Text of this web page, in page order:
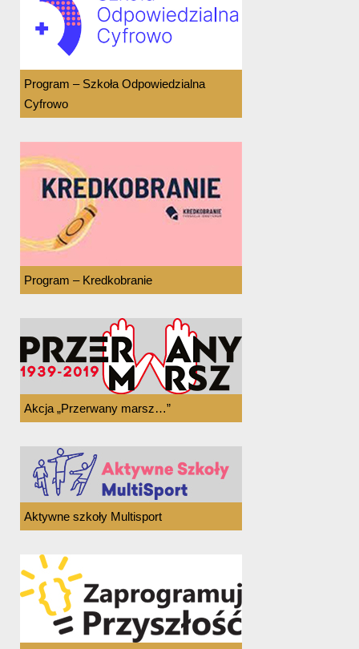
Program – Szkoła Odpowiedzialna
Cyfrowo
Program – Kredkobranie
Akcja „Przerwany marsz…”
Aktywne szkoły Multisport